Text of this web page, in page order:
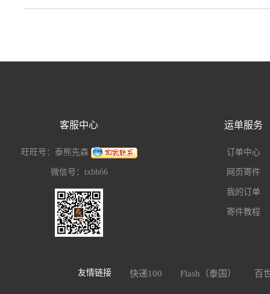
客服中心
旺旺号：泰熊先森
微信号：txbh66
运单服务
订单中心
网页寄件
我的订单
寄件教程
友情链接 快递100 Flash（泰国） 百